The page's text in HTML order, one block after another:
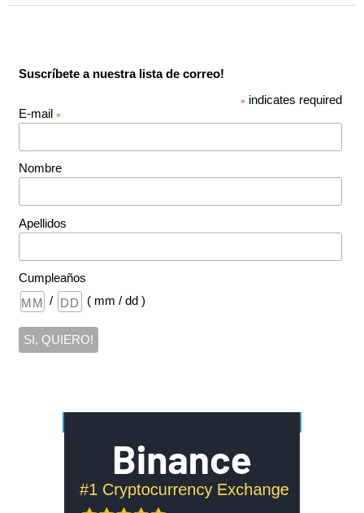
Suscríbete a nuestra lista de correo!
* indicates required
E-mail *
Nombre
Apellidos
Cumpleaños
/
( mm / dd )